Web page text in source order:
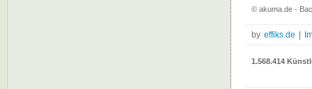
© akuma.de -
by effiks.de
1.568.414